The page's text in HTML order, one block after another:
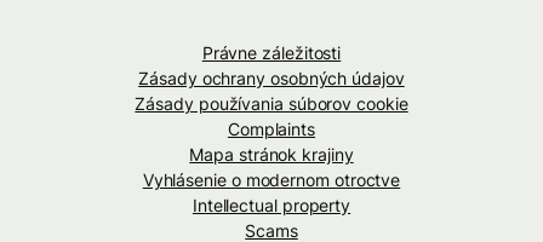
Právne záležitosti
Zásady ochrany osobných údajov
Zásady používania súborov cookie
Complaints
Mapa stránok krajiny
Vyhlásenie o modernom otroctve
Intellectual property
Scams